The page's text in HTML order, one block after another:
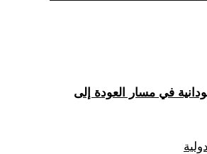
في مسار العودة إلى